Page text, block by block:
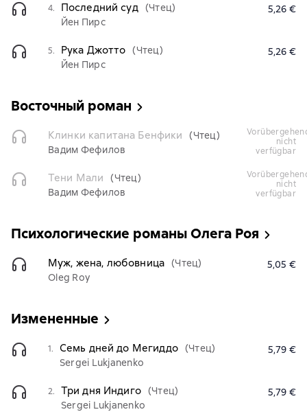
4. Последний суд (Чтец)
Йен Пирс
5,26 €
5. Рука Джотто (Чтец)
Йен Пирс
5,26 €
Восточный роман
Клинки капитана Бенфики
(Чтец)
Вадим Фефилов
vorübergehend
nicht
verfügbar
Тени Мали
(Чтец)
Вадим Фефилов
vorübergehend
nicht
verfügbar
Психологические романы Олега Роя
Муж, жена, любовница (Чтец)
Oleg Roy
5,05 €
Измененные
1. Семь дней до Мегиддо (Чтец)
Sergei Lukjanenko
5,79 €
2. Три дня Индиго (Чтец)
Sergei Lukjanenko
5,79 €